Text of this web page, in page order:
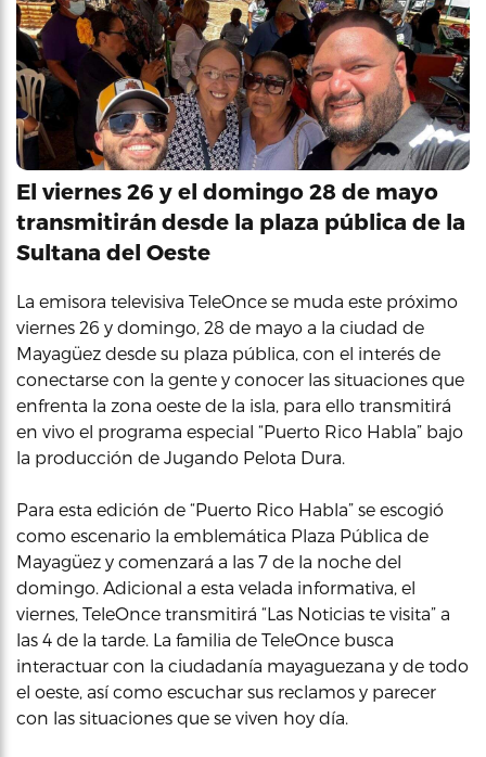
El viernes 26 y el domingo 28 de mayo
transmitirán desde la plaza pública de la
Sultana del Oeste
La emisora televisiva TeleOnce se muda este próximo
viernes 26 y domingo, 28 de mayo a la ciudad de
Mayagüez desde su plaza pública, con el interés de
conectarse con la gente y conocer las situaciones que
enfrenta la zona oeste de la isla, para ello transmitirá
en vivo el programa especial “Puerto Rico Habla” bajo
la producción de Jugando Pelota Dura.
Para esta edición de “Puerto Rico Habla” se escogió
como escenario la emblemática Plaza Pública de
Mayagüez y comenzará a las 7 de la noche del
domingo. Adicional a esta velada informativa, el
viernes, TeleOnce transmitirá “Las Noticias te visita” a
las 4 de la tarde. La familia de TeleOnce busca
interactuar con la ciudadanía mayaguezana y de todo
el oeste, así como escuchar sus reclamos y parecer
con las situaciones que se viven hoy día.